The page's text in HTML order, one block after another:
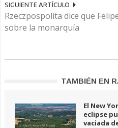
SIGUIENTE ARTÍCULO
Rzeczpospolita dice que
sobre la monarquía
TAMBIÉN EN
El New
eclipse
vaciada